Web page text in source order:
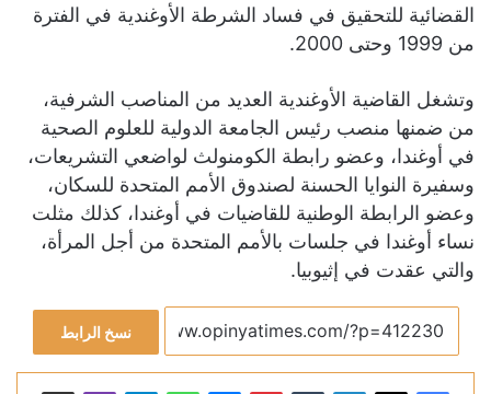
القضائية للتحقيق في فساد الشرطة الأوغندية في الفترة
من 1999 وحتى 2000.
وتشغل القاضية الأوغندية العديد من المناصب الشرفية،
من ضمنها منصب رئيس الجامعة الدولية للعلوم الصحية
في أوغندا، وعضو رابطة الكومنولث لواضعي التشريعات،
وسفيرة النوايا الحسنة لصندوق الأمم المتحدة للسكان،
وعضو الرابطة الوطنية للقاضيات في أوغندا، كذلك مثلت
نساء أوغندا في جلسات بالأمم المتحدة من أجل المرأة،
والتي عقدت في إثيوبيا.
نسخ الرابط